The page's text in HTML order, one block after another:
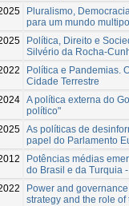
Pluralismo,
para um mundo
Política, Direito e
Silvério da Rocha-
Política e Pandemias.
Cidade Terrestre
A política externa do
político"
As políticas de
papel do Parlamento
Potências médias
do Brasil e da Turquia
Power and
strategy and the role